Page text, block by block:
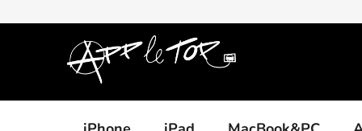
na